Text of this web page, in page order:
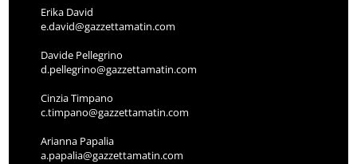
Erika David
e.david@gazzettamatin.com
Davide Pellegrino
d.pellegrino@gazzettamatin.com
Cinzia Timpano
c.timpano@gazzettamatin.com
Arianna Papalia
a.papalia@gazzettamatin.com